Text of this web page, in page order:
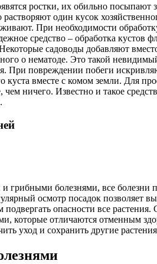
ростки, их обильно
один кусок
При необходимости
средство – обработка кустов
садоводы добавляют
о нематоде. Это такой
При повреждении побеги
куста вместе с комом земли. Для
чем ничего. Известно и такое
грибными болезнями, все болезни
осмотр посадок позволяет
подвергать опасности все
которые отличаются отменным
уход и сохранить другие